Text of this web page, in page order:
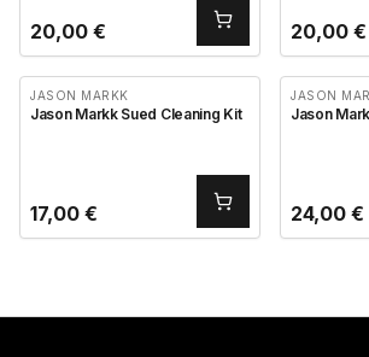
20,00 € 20,00 €
JASON MARKK
Jason Markk Sued Cleaning Kit
17,00 €
JASON
Jason
24,00 €